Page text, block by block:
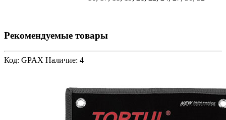
Рекомендуемые товары
Код: GPAX Наличие: 4